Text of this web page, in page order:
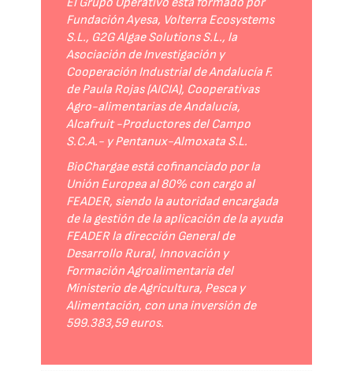
Fundación Ayesa, Volterra Ecosystems
S.L., G2G Algae Solutions S.L., la
Asociación de Investigación y
Cooperación Industrial de Andalucía F.
de Paula Rojas (AICIA), Cooperativas
Agro-alimentarias de Andalucía,
Alcafruit -Productores del Campo
S.C.A.- y Pentanux-Almoxata S.L.
BioChargae está cofinanciado por la
Unión Europea al 80% con cargo al
FEADER, siendo la autoridad encargada
de la gestión de la aplicación de la ayuda
FEADER la dirección General de
Desarrollo Rural, Innovación y
Formación Agroalimentaria del
Ministerio de Agricultura, Pesca y
Alimentación, con una inversión de
599.383,59 euros.